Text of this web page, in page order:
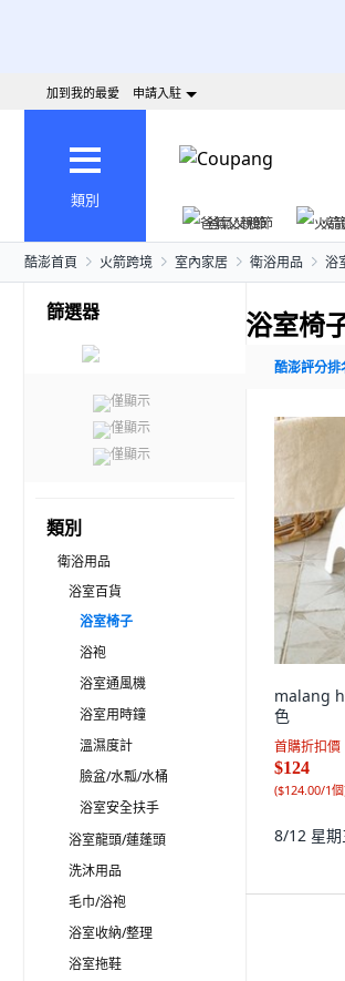
加到我的最愛 申請入駐
類別
爸氣父親節
火
酷澎首頁 火箭跨境 室內家居 衛浴用品 浴
篩選器
僅顯示
僅顯示
僅顯示
類別
衛浴用品
浴室百貨
浴室椅子
浴袍
浴室通風機
浴室用時鐘
溫濕度計
臉盆/水瓢/水桶
浴室安全扶手
浴室龍頭/蓮蓬頭
洗沐用品
毛巾/浴袍
浴室收納/整理
浴室拖鞋
浴室椅
酷澎評分排
malang
色
首購折扣價
$124
($124.00/1個
8/12 星期